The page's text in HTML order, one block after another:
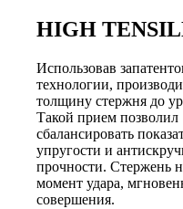
HIGH
Использовав
технологии,
толщину стержня до
Такой прием позволил
сбалансировать
упругости и
прочности. Стержень
момент удара,
совершения.